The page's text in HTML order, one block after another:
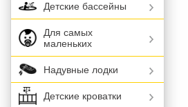
Детские бассейны
Для самых
маленьких
Надувные лодки
Детские кроватки